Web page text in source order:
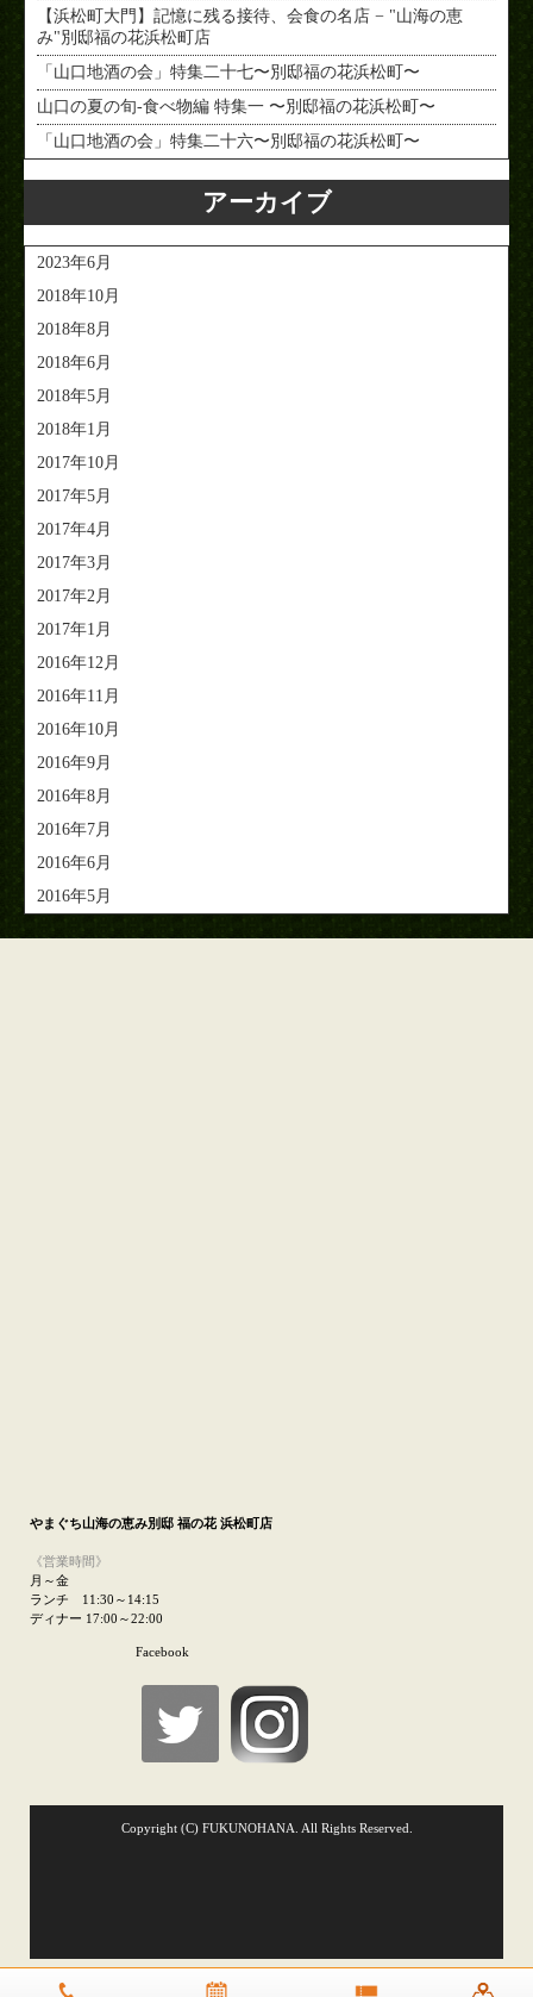
【浜松町大門】記憶に残る接待、会食の名店 − "山海の恵
み"別邸福の花浜松町店
「山口地酒の会」特集二十七〜別邸福の花浜松町〜
山口の夏の旬-食べ物編 特集一 〜別邸福の花浜松町〜
「山口地酒の会」特集二十六〜別邸福の花浜松町〜
アーカイブ
2023年6月
2018年10月
2018年8月
2018年6月
2018年5月
2018年1月
2017年10月
2017年5月
2017年4月
2017年3月
2017年2月
2017年1月
2016年12月
2016年11月
2016年10月
2016年9月
2016年8月
2016年7月
2016年6月
2016年5月
やまぐち山海の恵み別邸 福の花 浜松町店
《営業時間》
月～金
ランチ 11:30～14:15
ディナー 17:00～22:00
Facebook
Copyright (C) FUKUNOHANA. All Rights Reserved.